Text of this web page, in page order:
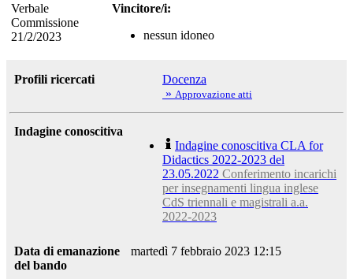
Verbale
Commissione
21/2/2023
Vincitore/i:
nessun idoneo
Profili ricercati
Docenza
» Approvazione atti
Indagine conoscitiva
Indagine conoscitiva CLA for
Didactics 2022-2023 del
23.05.2022 Conferimento incarichi
per insegnamenti lingua inglese
CdS triennali e magistrali a.a.
2022-2023
Data di emanazione
del bando
martedì 7 febbraio 2023 12:15